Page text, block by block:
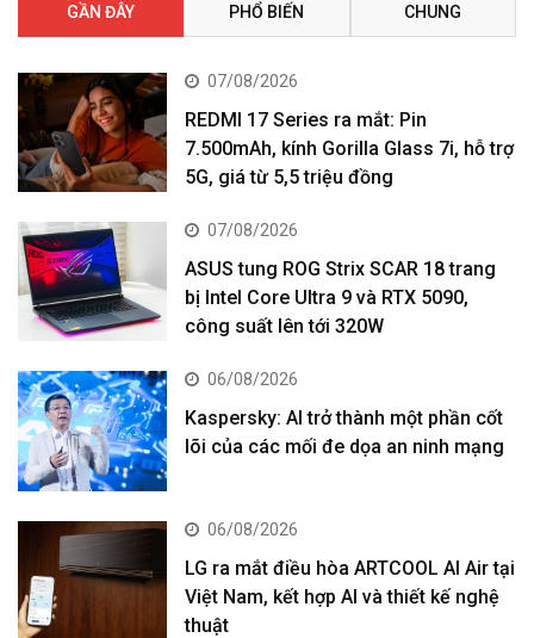
GẦN ĐÂY PHỔ BIẾN CHUNG
07/08/2026
REDMI 17 Series ra mắt: Pin
7.500mAh, kính Gorilla Glass 7i, hỗ trợ
5G, giá từ 5,5 triệu đồng
07/08/2026
ASUS tung ROG Strix SCAR 18 trang
bị Intel Core Ultra 9 và RTX 5090,
công suất lên tới 320W
06/08/2026
Kaspersky: AI trở thành một phần cốt
lõi của các mối đe dọa an ninh mạng
06/08/2026
LG ra mắt điều hòa ARTCOOL AI Air tại
Việt Nam, kết hợp AI và thiết kế nghệ
thuật